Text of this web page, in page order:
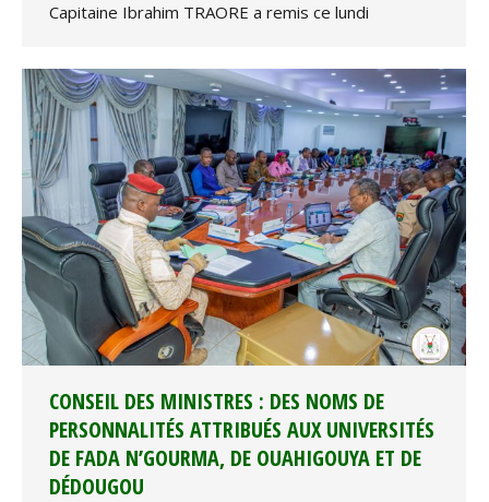
Capitaine Ibrahim TRAORE a remis ce lundi
CONSEIL DES MINISTRES : DES NOMS DE
PERSONNALITÉS ATTRIBUÉS AUX UNIVERSITÉS
DE FADA N’GOURMA, DE OUAHIGOUYA ET DE
DÉDOUGOU